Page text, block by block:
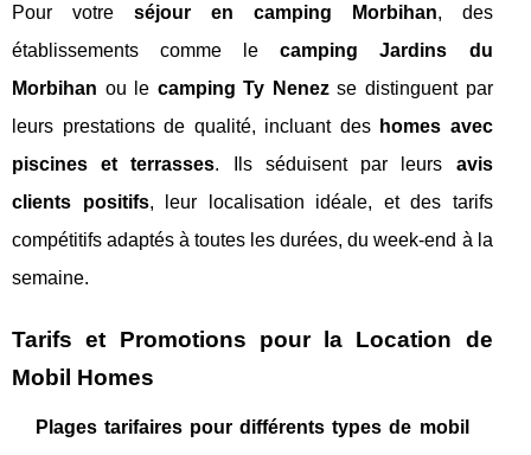
Pour votre séjour en camping Morbihan, des
établissements comme lecamping Jardins du
Morbihan ou le camping Ty Nenezse distinguent par
leurs prestations de qualité, incluant des homes avec
piscines et terrasses. Ils séduisent par leurs avis
clients positifs, leur localisation idéale, et des tarifs
compétitifs adaptés à toutes les durées, du week-end à la
semaine.
Tarifs et Promotions pour la Location de
Mobil Homes
Plages tarifaires pour différents types de mobil